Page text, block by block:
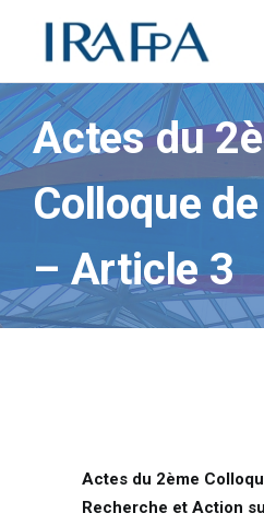
Actes du
Colloque de
– Article 3
Actes du 2ème
Recherche et Action